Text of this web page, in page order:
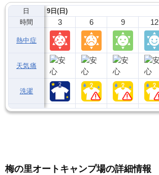
日
時間
熱中症
天気痛
洗濯
9日(日)
3 6 9 12
梅の里オートキャンプ場の詳細情報